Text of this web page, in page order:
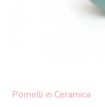
Pomelli in Ceramica